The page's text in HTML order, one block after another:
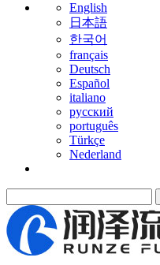
English
日本語
한국어
français
Deutsch
Español
italiano
русский
português
Türkçe
Nederland